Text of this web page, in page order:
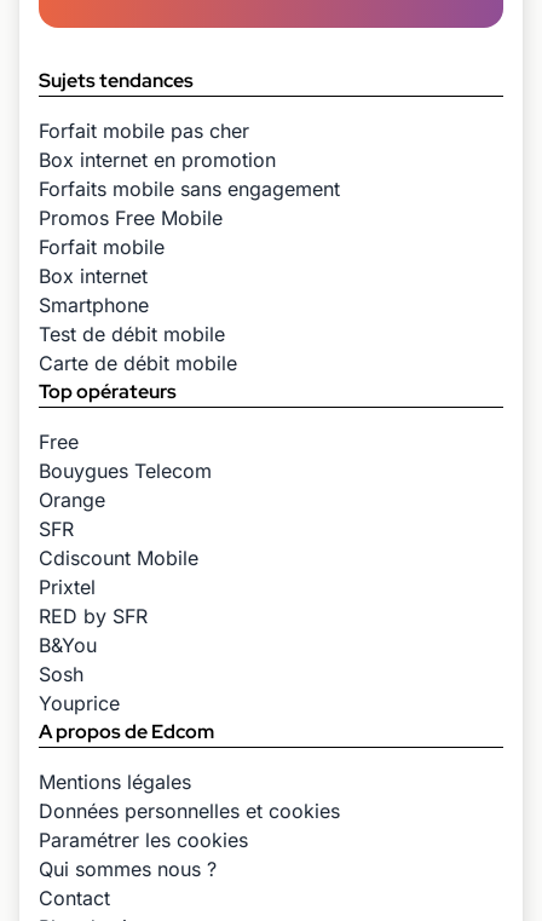
Sujets tendances
Forfait mobile pas cher
Box internet en promotion
Forfaits mobile sans engagement
Promos Free Mobile
Forfait mobile
Box internet
Smartphone
Test de débit mobile
Carte de débit mobile
Top opérateurs
Free
Bouygues Telecom
Orange
SFR
Cdiscount Mobile
Prixtel
RED by SFR
B&You
Sosh
Youprice
A propos de Edcom
Mentions légales
Données personnelles et cookies
Paramétrer les cookies
Qui sommes nous ?
Contact